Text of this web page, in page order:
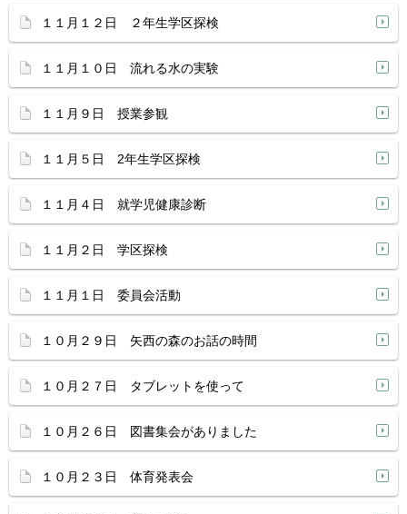
１１月１２日 ２年生学区探検
１１月１０日 流れる水の実験
１１月９日 授業参観
１１月５日 2年生学区探検
１１月４日 就学児健康診断
１１月２日 学区探検
１１月１日 委員会活動
１０月２９日 矢西の森のお話の時間
１０月２７日 タブレットを使って
１０月２６日 図書集会がありました
１０月２３日 体育発表会